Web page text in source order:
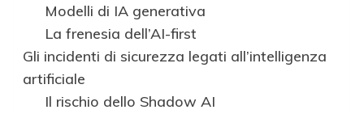
Modelli di IA generativa
La frenesia dell’AI-first
Gli incidenti di sicurezza legati all’intelligenza
artificiale
Il rischio dello Shadow AI